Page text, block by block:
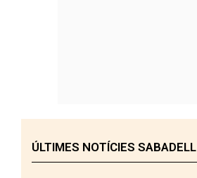
ÚLTIMES NOTÍCIES SABADELL